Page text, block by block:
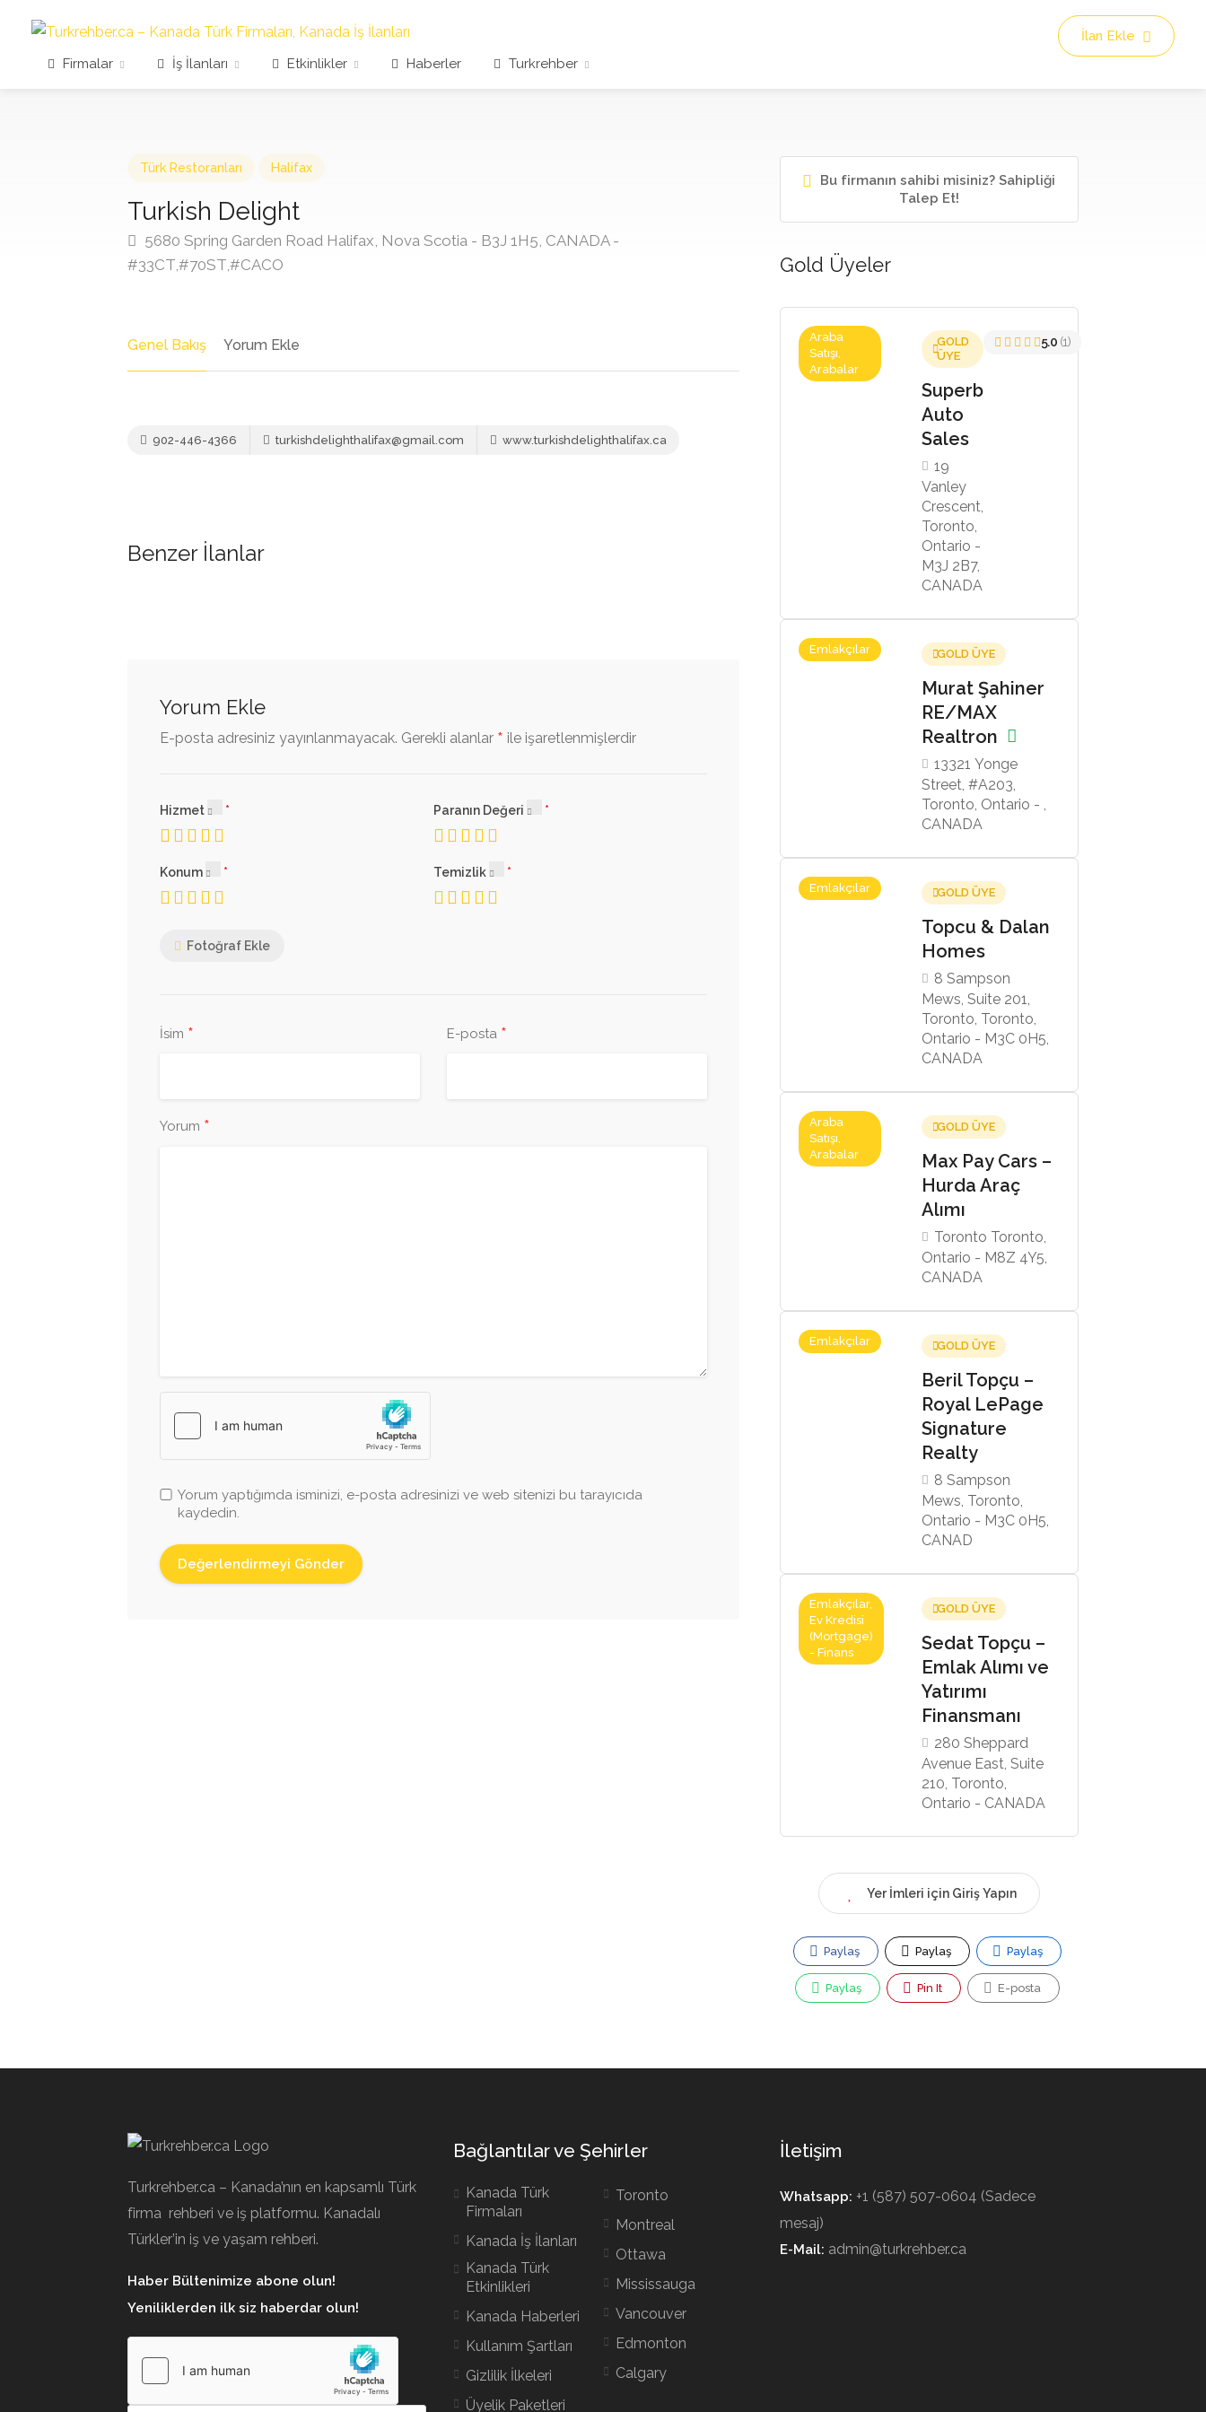
Firmalar İş İlanları Etkinlikler Haberler Turkrehber
İlan Ekle
Türk Restoranları Halifax
Turkish Delight
5680 Spring Garden Road Halifax, Nova Scotia - B3J 1H5, CANADA -
#33CT,#70ST,#CACO
Genel Bakış Yorum Ekle
902-446-4366 turkishdelighthalifax@gmail.com www.turkishdelighthalifax.ca
Benzer İlanlar
Yorum Ekle
E-posta adresiniz yayınlanmayacak. Gerekli alanlar * ile işaretlenmişlerdir
Hizmet Paranın Değeri
Konum Temizlik
Fotoğraf Ekle
İsim * E-posta *
Yorum *
Yorum yaptığımda isminizi, e-posta adresinizi ve web sitenizi bu tarayıcıda
kaydedin.
Bu firmanın sahibi misiniz? Sahipliği
Talep Et!
Gold Üyeler
Araba
Satışı,
Arabalar
GOLD
ÜYE
Superb
Auto
Sales
19
Vanley
Crescent,
Toronto,
Ontario -
M3J 2B7,
CANADA
5.0 (1)
Emlakçılar GOLD ÜYE
Murat Şahiner
RE/MAX
Realtron
13321 Yonge
Street, #A203,
Toronto, Ontario - ,
CANADA
Emlakçılar GOLD ÜYE
Topcu & Dalan
Homes
8 Sampson
Mews, Suite 201,
Toronto, Toronto,
Ontario - M3C 0H5,
CANADA
Araba
Satışı,
Arabalar
GOLD ÜYE
Max Pay Cars –
Hurda Araç
Alımı
Toronto Toronto,
Ontario - M8Z 4Y5,
CANADA
Emlakçılar GOLD ÜYE
Beril Topçu –
Royal LePage
Signature
Realty
8 Sampson
Mews, Toronto,
Ontario - M3C 0H5,
CANAD
Emlakçılar,
Ev Kredisi
(Mortgage)
- Finans
GOLD ÜYE
Sedat Topçu –
Emlak Alımı ve
Yatırımı
Finansmanı
280 Sheppard
Avenue East, Suite
210, Toronto,
Ontario - CANADA
Yer İmleri için Giriş Yapın
Paylaş Paylaş Paylaş
Paylaş Pin It E-posta
Turkrehber.ca – Kanada’nın en kapsamlı Türk
firma rehberi ve iş platformu. Kanadalı
Türkler’in iş ve yaşam rehberi.
Haber Bültenimize abone olun!
Yeniliklerden ilk siz haberdar olun!
Bağlantılar ve Şehirler
Kanada Türk
Firmaları
Kanada İş İlanları
Kanada Türk
Etkinlikleri
Kanada Haberleri
Kullanım Şartları
Gizlilik İlkeleri
Üyelik Paketleri
Toronto
Montreal
Ottawa
Mississauga
Vancouver
Edmonton
Calgary
İletişim
Whatsapp: +1 (587) 507-0604 (Sadece
mesaj)
E-Mail: admin@turkrehber.ca